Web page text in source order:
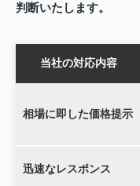
判断いたします。
当社の対応内容
相場に即した価格提示
迅速なレスポンス